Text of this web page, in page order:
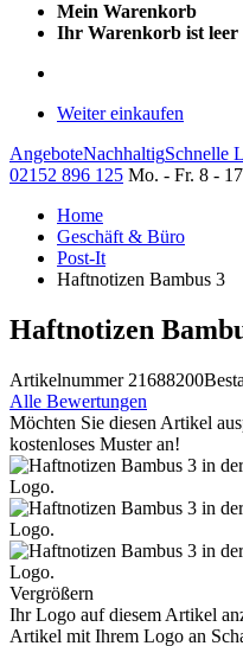
Mein Warenkorb
Ihr Warenkorb ist leer
Weiter einkaufen
AngeboteNachhaltigSchnelle
02152 896 125 Mo. - Fr. 8 -
Home
Geschäft & Büro
Post-It
Haftnotizen Bambus 3
Haftnotizen
Artikelnummer 21688200
Alle Bewertungen
Möchten Sie diesen Artikel
kostenloses Muster an!
Vergrößern
Ihr Logo auf diesem Artikel
Artikel mit Ihrem Logo an